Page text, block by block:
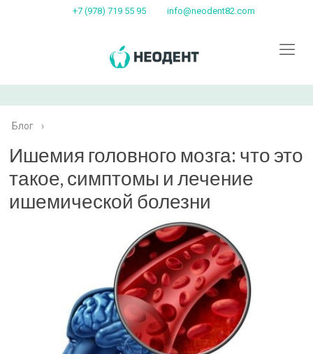
+7 (978) 719 55 95 info@neodent82.com
Блог ›
Ишемия головного мозга: что это
такое, симптомы и лечение
ишемической болезни